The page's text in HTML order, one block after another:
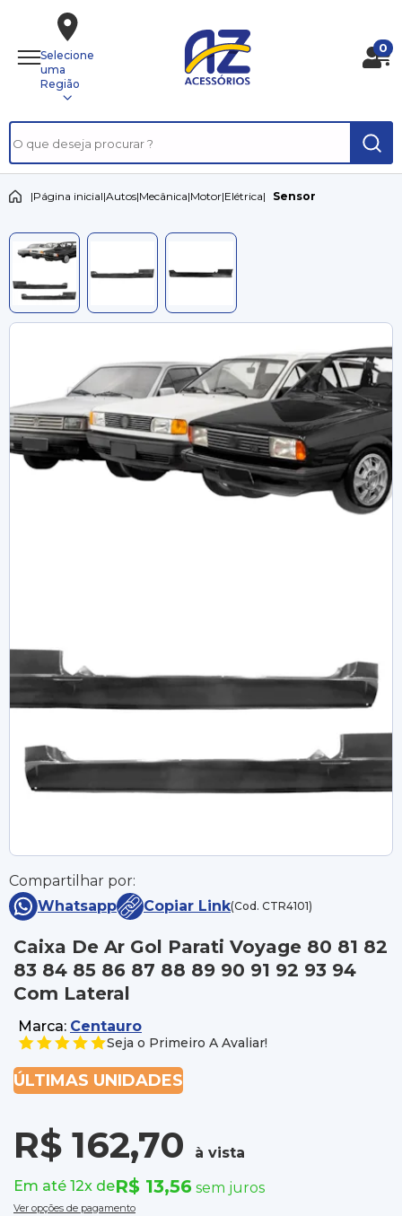
Selecione
uma
Região
0
|Página inicial|Autos|Mecânica|Motor|Elétrica| Sensor
Compartilhar por:
Whatsapp
Copiar Link(Cod. CTR4101)
Caixa De Ar Gol Parati Voyage 80 81 82
83 84 85 86 87 88 89 90 91 92 93 94
Com Lateral
Marca: Centauro
Seja o Primeiro A Avaliar!
ÚLTIMAS UNIDADES
R$ 162,70
à vista
Em até 12x deR$ 13,56 sem juros
Ver opções de pagamento